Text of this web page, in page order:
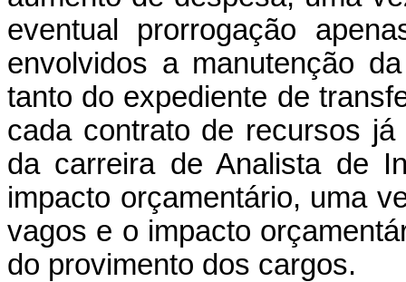
eventual prorrogação
envolvidos a manutenção
tanto do expediente de
cada contrato de recursos
da carreira de Analista de
impacto orçamentário, uma
vagos e o impacto
do provimento dos cargos.